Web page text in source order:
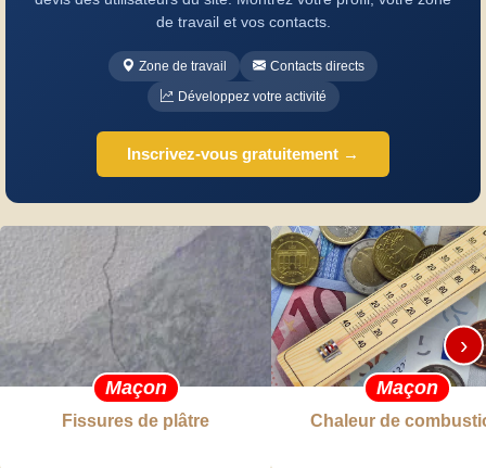
de travail et vos contacts.
Zone de travail
Contacts directs
Développez votre activité
Inscrivez-vous gratuitement →
Maçon
Fissures de plâtre
Maçon
Chaleur de
›